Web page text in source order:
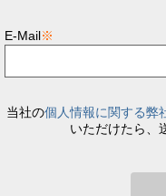
E-Mail※
当社の個人情報に関する弊
いただけたら、